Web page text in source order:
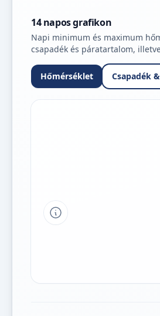
14 napos grafikon
Napi minimum és maximum
csapadék és páratartalom,
Hőmérséklet Csapadék
Tipp a grafikon